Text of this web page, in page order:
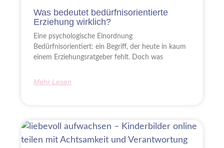
Was bedeutet bedürfnisorientierte
Erziehung wirklich?
Eine psychologische Einordnung
Bedürfnisorientiert: ein Begriff, der heute in kaum
einem Erziehungsratgeber fehlt. Doch was
Mehr Lesen